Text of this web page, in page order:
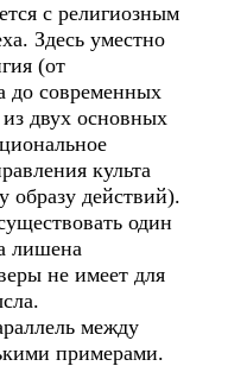
с религиозным
Здесь уместно
(от
до современных
двух основных
культа
образу действий).
один
лишена
не имеет для
между
примерами.